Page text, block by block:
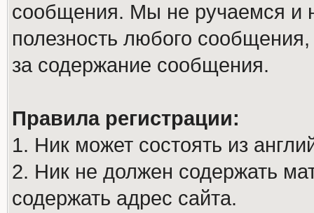
сообщения. Мы не ручаемся и
полезность любого
за содержание сообщения.
Правила регистрации:
1. Ник может состоять из
2. Ник не должен содержать
содержать адрес сайта.